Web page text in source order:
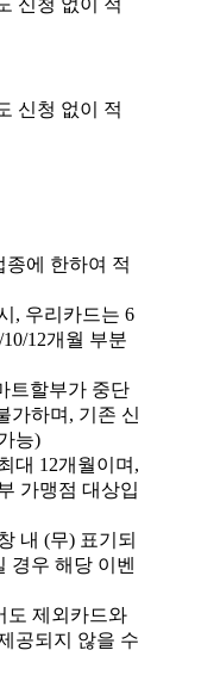
신청 없이 적
신청 없이 적
종에 한하여 적
, 우리카드는 6
12개월 부분
트할부가 중단
가하며, 기존 신
능)
대 12개월이며,
가맹점 대상입
내 (무) 표기되
경우 해당 이벤
도 제외카드와
공되지 않을 수